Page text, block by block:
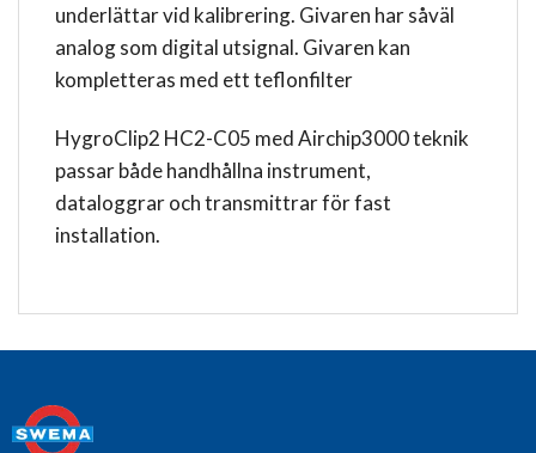
underlättar vid kalibrering. Givaren har såväl
analog som digital utsignal. Givaren kan
kompletteras med ett teflonfilter
HygroClip2 HC2-C05 med Airchip3000 teknik
passar både handhållna instrument,
dataloggrar och transmittrar för fast
installation.